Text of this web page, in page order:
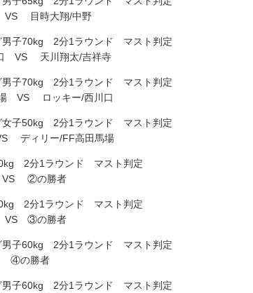
VS 目時大翔/中野
男子70kg 2分1ラウンド マスト判定
VS 天川翔太/吉祥寺
男子70kg 2分1ラウンド マスト判定
VS ロッキー/西川口
女子50kg 2分1ラウンド マスト判定
ディリー/FF高田馬場
2分1ラウンド マスト判定
②の勝者
2分1ラウンド マスト判定
③の勝者
男子60kg 2分1ラウンド マスト判定
④の勝者
男子60kg 2分1ラウンド マスト判定